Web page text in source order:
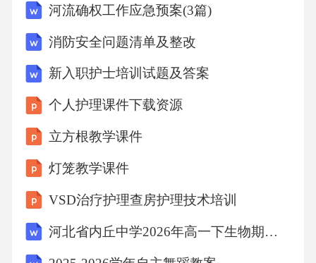
育、药物剂量计算等。2.3急救技能
急救技能护士必备，含心肺复苏、气管插管、
止血、包扎，关键时能救命。
重要技能，护士需掌握其步骤和要点，包括按
压深度、频率、通气比例等。
手段。护士需要掌握气管插管的操作方法和并
河流确权工作应急预案(3篇)
消防安全问题清单及整改
新入职护士培训试题及答案
个人护理课件下载资源
立方根教学课件
灯笼教学课件
VSD治疗护理查房护理技术培训
河北省内丘中学2026年高一下生物期末预测试题含解析